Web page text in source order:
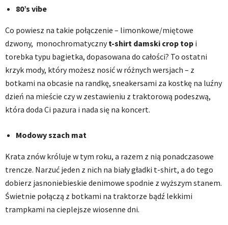
80’s vibe
Co powiesz na takie połączenie – limonkowe/miętowe
dzwony, monochromatycznyt-shirt damski crop top i
torebka typu bagietka, dopasowana do całości? To ostatni
krzyk mody, który możesz nosić w różnych wersjach – z
botkami na obcasie na randkę, sneakersami za kostkę na luźny
dzień na mieście czy w zestawieniu z traktorową podeszwą,
która doda Ci pazura i nada się na koncert.
Modowy szach mat
Krata znów króluje w tym roku, a razem z nią ponadczasowe
trencze. Narzuć jeden z nich na biały gładki t-shirt, a do tego
dobierz jasnoniebieskie denimowe spodnie z wyższym stanem.
Świetnie połączą z botkami na traktorze bądź lekkimi
trampkami na cieplejsze wiosenne dni.